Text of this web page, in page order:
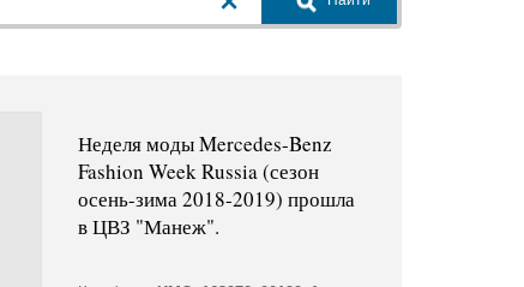
Неделя моды Mercedes-Benz
Fashion Week Russia (сезон
осень-зима 2018-2019) прошла
в ЦВЗ "Манеж".